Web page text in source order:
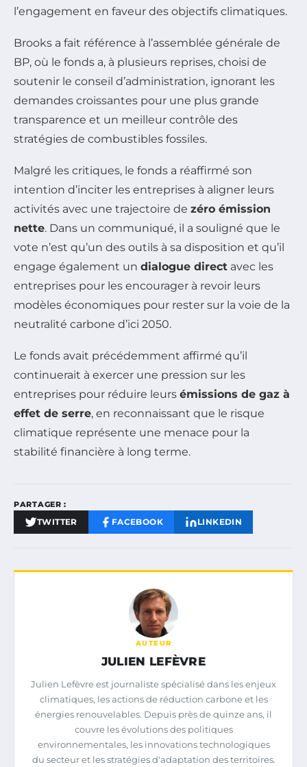
l’engagement en faveur des objectifs climatiques.
Brooks a fait référence à l’assemblée générale de
BP, où le fonds a, à plusieurs reprises, choisi de
soutenir le conseil d’administration, ignorant les
demandes croissantes pour une plus grande
transparence et un meilleur contrôle des
stratégies de combustibles fossiles.
Malgré les critiques, le fonds a réaffirmé son
intention d’inciter les entreprises à aligner leurs
activités avec une trajectoire de zéro émission
nette. Dans un communiqué, il a souligné que le
vote n’est qu’un des outils à sa disposition et qu’il
engage également un dialogue direct avec les
entreprises pour les encourager à revoir leurs
modèles économiques pour rester sur la voie de la
neutralité carbone d’ici 2050.
Le fonds avait précédemment affirmé qu’il
continuerait à exercer une pression sur les
entreprises pour réduire leurs émissions de gaz à
effet de serre, en reconnaissant que le risque
climatique représente une menace pour la
stabilité financière à long terme.
PARTAGER :
TWITTER FACEBOOK LINKEDIN
AUTEUR
JULIEN LEFÈVRE
Julien Lefèvre est journaliste spécialisé dans les enjeux
climatiques, les actions de réduction carbone et les
énergies renouvelables. Depuis près de quinze ans, il
couvre les évolutions des politiques
environnementales, les innovations technologiques
du secteur et les stratégies d'adaptation des territoires.